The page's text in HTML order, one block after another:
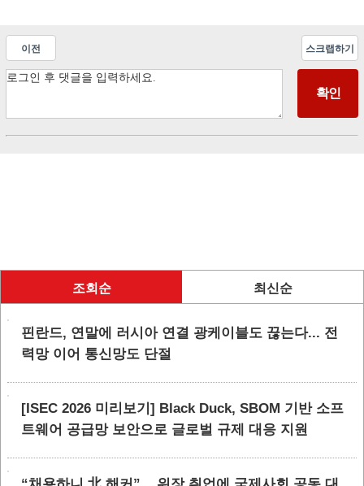
이전 스크랩하기
조회순 최신순
핀란드, 연말에 러시아 연결 광케이블도 끊는다... 전
력망 이어 통신망도 단절
[ISEC 2026 미리보기] Black Duck, SBOM 기반 소프
트웨어 공급망 보안으로 글로벌 규제 대응 지원